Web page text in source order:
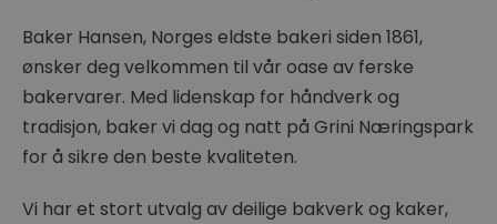
Baker Hansen, Norges eldste bakeri siden 1861,
ønsker deg velkommen til vår oase av ferske
bakervarer. Med lidenskap for håndverk og
tradisjon, baker vi dag og natt på Grini Næringspark
for å sikre den beste kvaliteten.
Vi har et stort utvalg av deilige bakverk og kaker,